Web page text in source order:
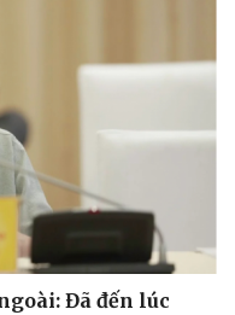
Đã đến lúc